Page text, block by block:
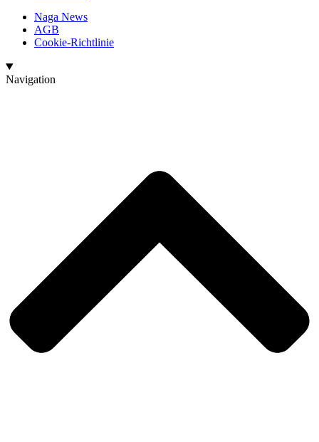
Naga News
AGB
Cookie-Richtlinie
Navigation